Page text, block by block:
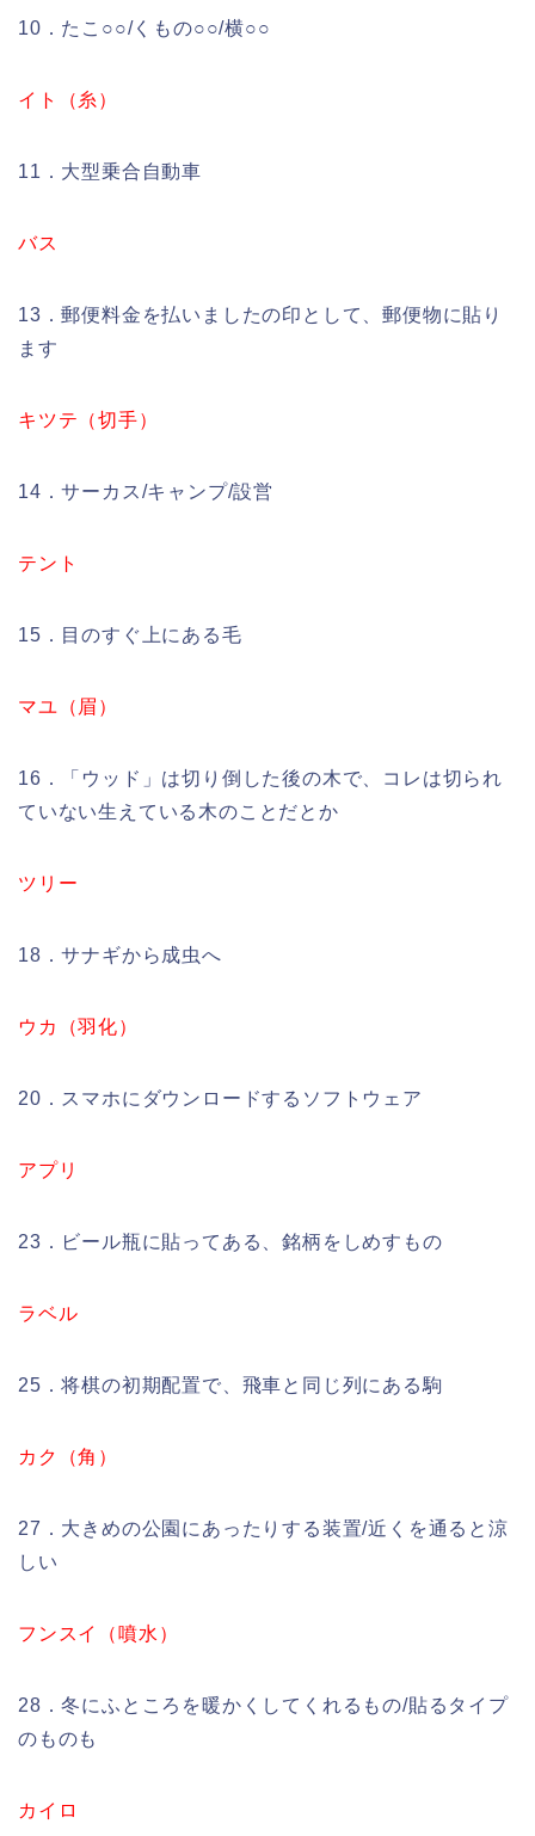
10．たこ○○/くもの○○/横○○
イト（糸）
11．大型乗合自動車
バス
13．郵便料金を払いましたの印として、郵便物に貼り
ます
キツテ（切手）
14．サーカス/キャンプ/設営
テント
15．目のすぐ上にある毛
マユ（眉）
16．「ウッド」は切り倒した後の木で、コレは切られ
ていない生えている木のことだとか
ツリー
18．サナギから成虫へ
ウカ（羽化）
20．スマホにダウンロードするソフトウェア
アプリ
23．ビール瓶に貼ってある、銘柄をしめすもの
ラベル
25．将棋の初期配置で、飛車と同じ列にある駒
カク（角）
27．大きめの公園にあったりする装置/近くを通ると涼
しい
フンスイ（噴水）
28．冬にふところを暖かくしてくれるもの/貼るタイプ
のものも
カイロ